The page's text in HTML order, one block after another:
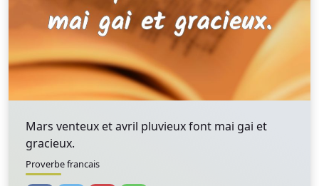
Mars venteux et avril pluvieux font mai gai et
gracieux.
Proverbe francais